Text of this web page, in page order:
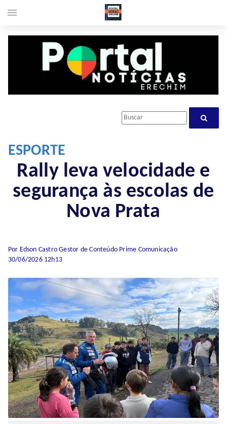
ESPORTE
Rally leva velocidade e
segurança às escolas de
Nova Prata
Por Edson Castro Gestor de Conteúdo Prime Comunicação
30/06/2026 12h13
menu